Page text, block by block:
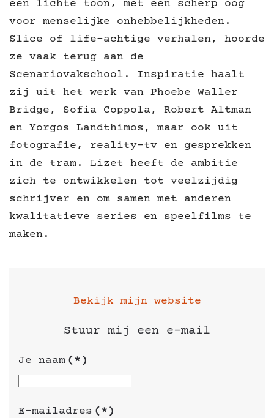
een lichte toon, met een scherp oog
voor menselijke onhebbelijkheden.
Slice of life-achtige verhalen, hoorde
ze vaak terug aan de
Scenariovakschool. Inspiratie haalt
zij uit het werk van Phoebe Waller
Bridge, Sofia Coppola, Robert Altman
en Yorgos Landthimos, maar ook uit
fotografie, reality-tv en gesprekken
in de tram. Lizet heeft de ambitie
zich te ontwikkelen tot veelzijdig
schrijver en om samen met anderen
kwalitatieve series en speelfilms te
maken.
Bekijk mijn website
Stuur mij een e-mail
Je naam (*)
E-mailadres (*)